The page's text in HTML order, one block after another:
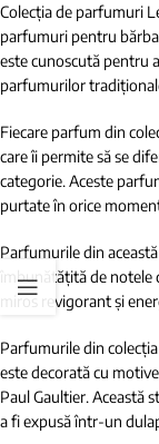
Colecția de parfumuri
parfumuri pentru
este cunoscută pentru
parfumurilor
Fiecare parfum din
care îi permite să se
categorie. Aceste
purtate în orice
Parfumurile din
îmbunătățită de notele
miros revigorant și
Parfumurile din
este decorată cu
Paul Gaultier. Această
a fi expusă într-un